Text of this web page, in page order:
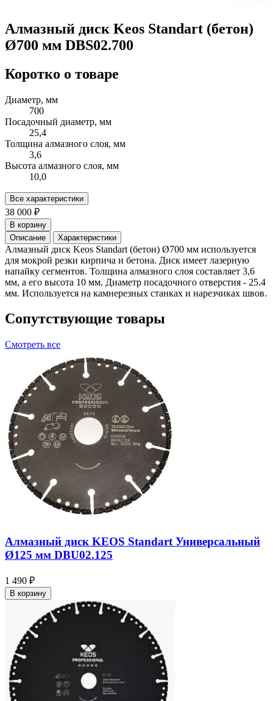
Алмазный диск Keos Standart (бетон)
Ø700 мм DBS02.700
Коротко о товаре
Диаметр, мм
700
Посадочный диаметр, мм
25,4
Толщина алмазного слоя, мм
3,6
Высота алмазного слоя, мм
10,0
Все характеристики
38 000 ₽
В корзину
Описание
Характеристики
Алмазный диск Keos Standart (бетон) Ø700 мм используется
для мокрой резки кирпича и бетона. Диск имеет лазерную
напайку сегментов. Толщина алмазного слоя составляет 3,6
мм, а его высота 10 мм. Диаметр посадочного отверстия - 25.4
мм. Используется на камнерезных станках и нарезчиках швов.
Сопутствующие товары
Смотреть все
Алмазный диск KEOS Standart Универсальный
Ø125 мм DBU02.125
1 490 ₽
В корзину